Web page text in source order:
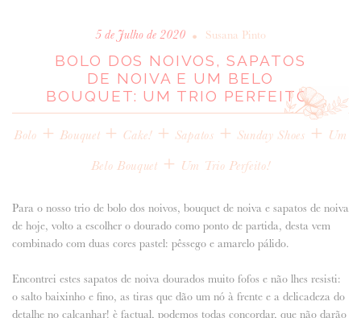
INICIO
BLOG
MELHOR INSPIRAÇÃO
REAL WEDDINGS & EDITORIAIS
ANUNCIE CONNOSCO
5 de Julho de 2020 • Susana Pinto
BOLO DOS NOIVOS, SAPATOS
DE NOIVA E UM BELO
BOUQUET: UM TRIO PERFEITO!
Bolo + Bouquet + Cake!+ Sapatos + Sunday Shoes + Um
Belo Bouquet + Um Trio Perfeito!
Para o nosso trio de bolo dos noivos, bouquet de noiva e sapatos de noiva
de hoje, volto a escolher o dourado como ponto de partida, desta vem
combinado com duas cores pastel: pêssego e amarelo pálido.
Encontrei estes sapatos de noiva dourados muito fofos e não lhes resisti:
o salto baixinho e fino, as tiras que dão um nó à frente e a delicadeza do
detalhe no calcanhar! è factual, podemos todas concordar, que não darão